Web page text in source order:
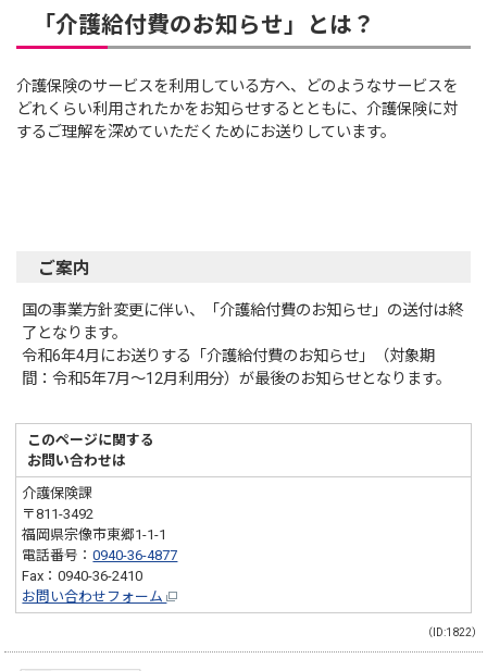
「介護給付費のお知らせ」とは？
介護保険のサービスを利用している方へ、どのようなサービスを
どれくらい利用されたかをお知らせするとともに、介護保険に対
するご理解を深めていただくためにお送りしています。
ご案内
国の事業方針変更に伴い、「介護給付費のお知らせ」の送付は終
了となります。
令和6年4月にお送りする「介護給付費のお知らせ」（対象期
間：令和5年7月～12月利用分）が最後のお知らせとなります。
このページに関する
お問い合わせは
介護保険課
〒811-3492
福岡県宗像市東郷1-1-1
電話番号：0940-36-4877
Fax：0940-36-2410
お問い合わせフォーム
（ID:1822）